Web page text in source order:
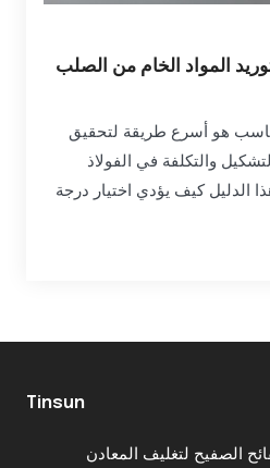
المواد الخام من الصلب
هو أسرع طريقة لتحقيق
والتكلفة في الفولاذ
الدليل كيف يؤدي اختيار درجة
الضغط - حتى تتمكن من تأمين
Tinsun
الصفيح لتغليف المعادن